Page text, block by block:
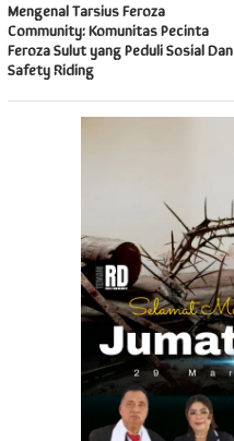
Mengenal Tarsius Feroza
Community: Komunitas Pecinta
Feroza Sulut yang Peduli Sosial Dan
Safety Riding